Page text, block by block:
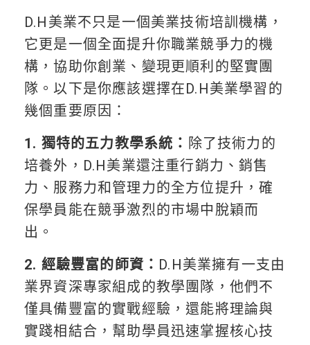
D.H美業不只是一個美業技術培訓機構，
它更是一個全面提升你職業競爭力的機
構，協助你創業、變現更順利的堅實團
隊。以下是你應該選擇在D.H美業學習的
幾個重要原因：
1. 獨特的五力教學系統： 除了技術力的
培養外，D.H美業還注重行銷力、銷售
力、服務力和管理力的全方位提升，確
保學員能在競爭激烈的市場中脫穎而
出。
2. 經驗豐富的師資： D.H美業擁有一支由
業界資深專家組成的教學團隊，他們不
僅具備豐富的實戰經驗，還能將理論與
實踐相結合，幫助學員迅速掌握核心技